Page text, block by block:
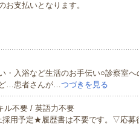
支払いとなります。
入浴など生活のお手伝い○診察室へ
ど…患者さんが…つづきを見る
ル不要 / 英語力不要
用予定★履歴書は不要です。▽応募